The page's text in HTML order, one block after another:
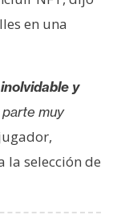
en una
y
muy
la selección de